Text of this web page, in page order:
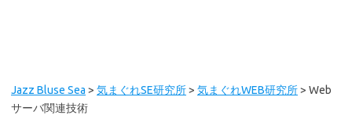
Jazz Bluse Sea > 気まぐれSE研究所> 気まぐれWEB研究所> Web
サーバ関連技術